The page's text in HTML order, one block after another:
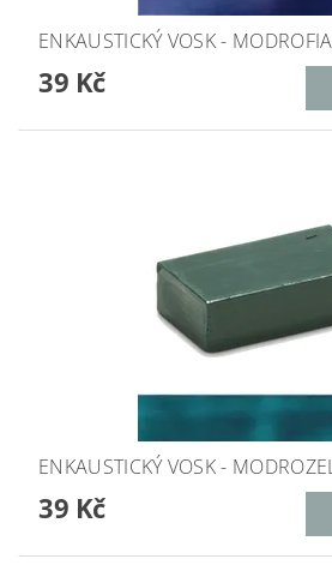
ENKAUSTICKÝ VOSK -
39 Kč
ENKAUSTICKÝ VOSK -
39 Kč